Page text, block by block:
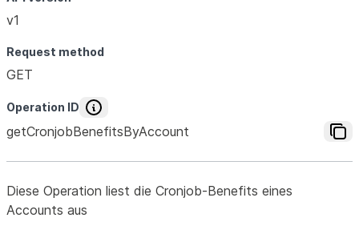
v1
Request method
GET
Operation ID
getCronjobBenefitsByAccount
Diese Operation liest die Cronjob-Benefits eines
Accounts aus